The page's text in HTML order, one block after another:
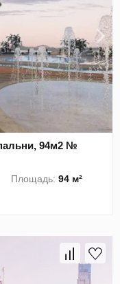
94м2 №
Площадь:94 м²